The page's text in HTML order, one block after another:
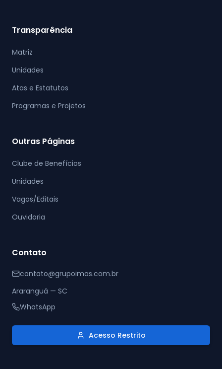
Transparência
Matriz
Unidades
Atas e Estatutos
Programas e Projetos
Outras Páginas
Clube de Benefícios
Unidades
Vagas/Editais
Ouvidoria
Contato
contato@grupoimas.com.br
Araranguá — SC
WhatsApp
Acesso Restrito